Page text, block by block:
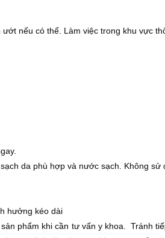
nếu có thể. Làm việc trong khu vực
da phù hợp và nước sạch. Không sử
hưởng kéo dài
phẩm khi cần tư vấn y khoa. Tránh